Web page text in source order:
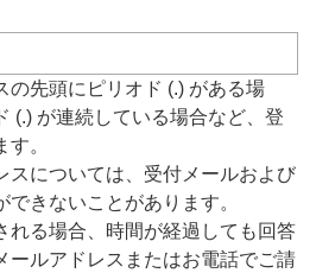
の先頭にピリオド (.) がある場
(.) が連続している場合など、登
。
スについては、受付メールおよび
きないことがあります。
れる場合、時間が経過しても回答
ールアドレスまたはお電話でご請